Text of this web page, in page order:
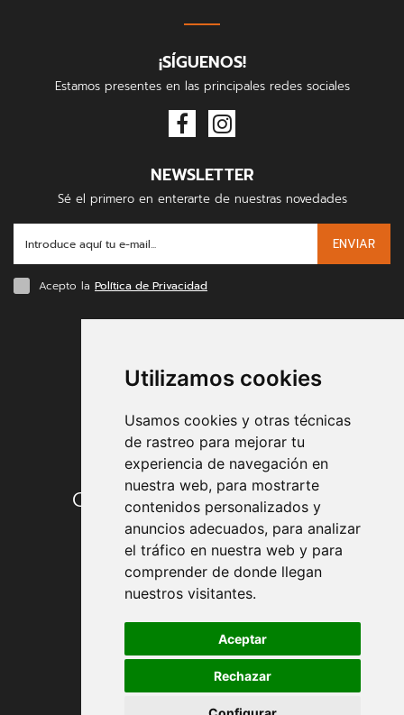
Utilizamos cookies
Usamos cookies y otras técnicas
de rastreo para mejorar tu
experiencia de navegación en
nuestra web, para mostrarte
contenidos personalizados y
anuncios adecuados, para analizar
el tráfico en nuestra web y para
comprender de donde llegan
nuestros visitantes.
Aceptar
Rechazar
¡SÍGUENOS!
Estamos presentes en las principales redes sociales
NEWSLETTER
Sé el primero en enterarte de nuestras novedades
ENVIAR
Acepto la Política de Privacidad
Condiciones de contratación
Envío y entrega
Devoluciones
Formas de pago
Política de Privacidad